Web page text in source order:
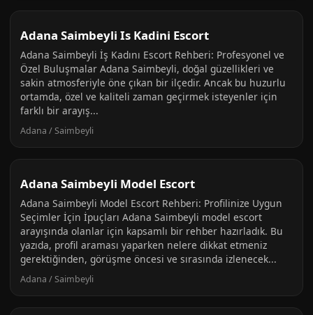
Adana Saimbeyli Is Kadini Escort
Adana Saimbeyli İş Kadını Escort Rehberi: Profesyonel ve
Özel Buluşmalar Adana Saimbeyli, doğal güzellikleri ve
sakin atmosferiyle öne çıkan bir ilçedir. Ancak bu huzurlu
ortamda, özel ve kaliteli zaman geçirmek isteyenler için
farklı bir arayış...
Adana / Saimbeyli
Adana Saimbeyli Model Escort
Adana Saimbeyli Model Escort Rehberi: Profilinize Uygun
Seçimler İçin İpuçları Adana Saimbeyli model escort
arayışında olanlar için kapsamlı bir rehber hazırladık. Bu
yazıda, profil araması yaparken nelere dikkat etmeniz
gerektiğinden, görüşme öncesi ve sırasında izlenecek...
Adana / Saimbeyli